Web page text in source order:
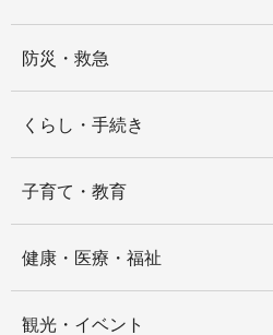
防災・救急
くらし・手続き
子育て・教育
健康・医療・福祉
観光・イベント